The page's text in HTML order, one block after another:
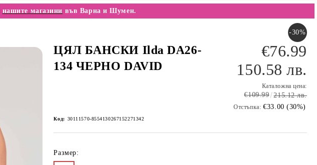
нашите магазини във Варна и Шумен.
ЦЯЛ БАНСКИ Ilda DA26-
134 ЧЕРНО DAVID
-30%
€76.99
150.58 лв.
Каталожна цена:
€109.99 215.12 лв.
Отстъпка: €33.00 (30%)
Код: 30111570-8554130267152271342
Размер: